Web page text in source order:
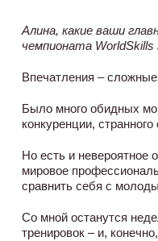
Алина, какие ваши
чемпионата
Впечатления –
Было много обидных
конкуренции, странного
Но есть и невероятное
мировое
сравнить себя с
Со мной останутся
тренировок – и,